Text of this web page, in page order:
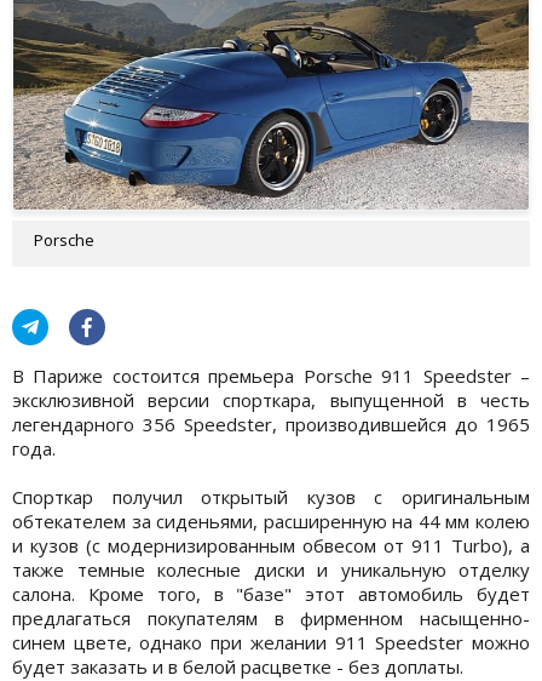
Porsche
В Париже состоится премьера Porsche 911 Speedster –
эксклюзивной версии спорткара, выпущенной в честь
легендарного 356 Speedster, производившейся до 1965
года.
Спорткар получил открытый кузов с оригинальным
обтекателем за сиденьями, расширенную на 44 мм колею
и кузов (с модернизированным обвесом от 911 Turbo), а
также темные колесные диски и уникальную отделку
салона. Кроме того, в "базе" этот автомобиль будет
предлагаться покупателям в фирменном насыщенно-
синем цвете, однако при желании 911 Speedster можно
будет заказать и в белой расцветке - без доплаты.